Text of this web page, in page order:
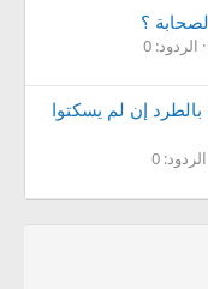
؟
الردود: 0
إن لم يسكتوا
الردود: 0